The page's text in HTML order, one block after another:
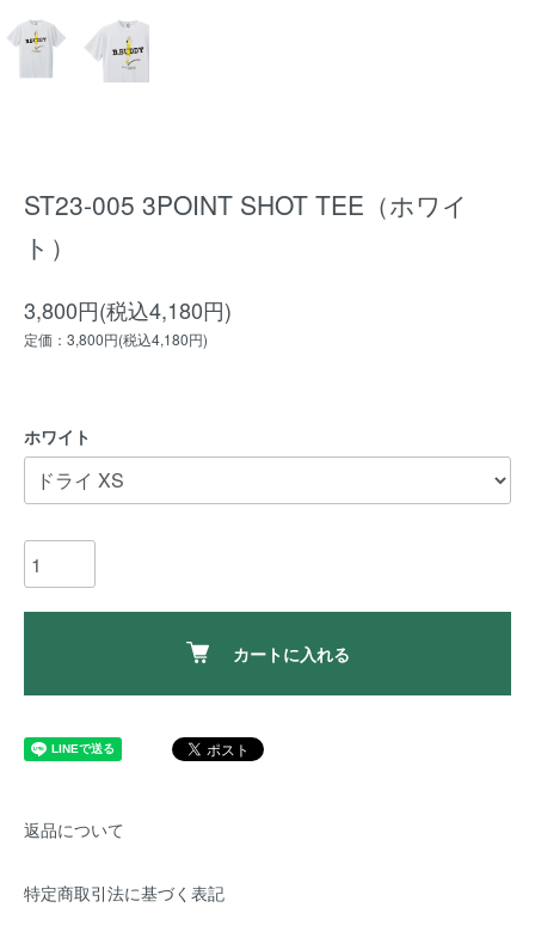
ST23-005 3POINT SHOT TEE（ホワイ
ト）
3,800円(税込4,180円)
定価：3,800円(税込4,180円)
ホワイト
カートに入れる
返品について
特定商取引法に基づく表記